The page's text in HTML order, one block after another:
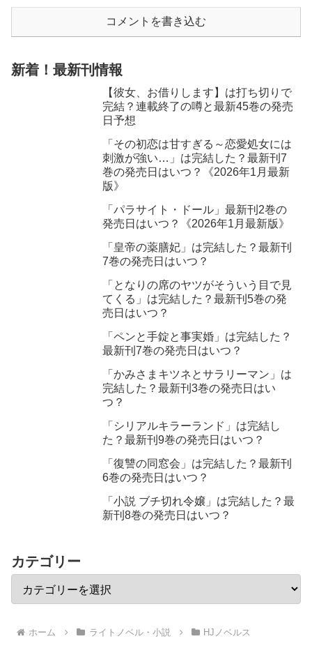
コメントを書き込む
新着！最新刊情報
【彼女、お借りします】は打ち切りで
完結？連載終了の噂と最新45巻の発売
日予想
「その初恋は甘すぎる～恋愛処女には
刺激が強い…」は完結した？最新刊7
巻の発売日はいつ？《2026年1月最新
版》
「パラサイト・ドール」最新刊2巻の
発売日はいつ？《2026年1月最新版》
「皇帝の薬膳妃」は完結した？最新刊
7巻の発売日はいつ？
「となりの席のヤツがそういう目で見
てくる」は完結した？最新刊5巻の発
売日はいつ？
「ペンと手錠と事実婚」は完結した？
最新刊7巻の発売日はいつ？
「かみさまキツネとサラリーマン」は
完結した？最新刊3巻の発売日はい
つ？
「シリアルキラーランド」は完結し
た？最新刊9巻の発売日はいつ？
「復讐の同窓会」は完結した？最新刊
6巻の発売日はいつ？
「小説 ブチ切れ令嬢」は完結した？最
新刊8巻の発売日はいつ？
カテゴリー
ホーム ライトノベル・小説 HJノベルス